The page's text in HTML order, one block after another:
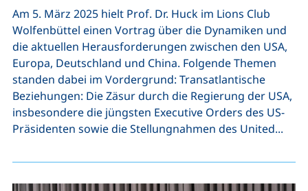
Am 5. März 2025 hielt Prof. Dr. Huck im Lions Club
Wolfenbüttel einen Vortrag über die Dynamiken und
die aktuellen Herausforderungen zwischen den USA,
Europa, Deutschland und China. Folgende Themen
standen dabei im Vordergrund: Transatlantische
Beziehungen: Die Zäsur durch die Regierung der USA,
insbesondere die jüngsten Executive Orders des US-
Präsidenten sowie die Stellungnahmen des United...